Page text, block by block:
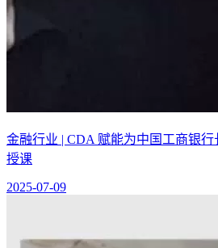
金融行业 | CDA 赋能为中国工商银
授课
2025-07-09